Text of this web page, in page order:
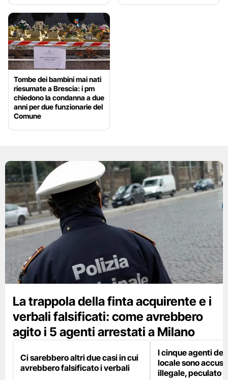
Tombe dei bambini mai nati
riesumate a Brescia: i pm
chiedono la condanna a due
anni per due funzionarie del
Comune
La trappola della finta acquirente e i
verbali falsificati: come avrebbero
agito i 5 agenti arrestati a Milano
Ci sarebbero altri due casi in cui
avrebbero falsificato i verbali
I cinque agenti
locale sono
illegale, peculato